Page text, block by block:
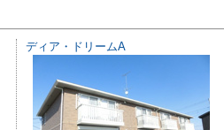
ディア・ドリームA